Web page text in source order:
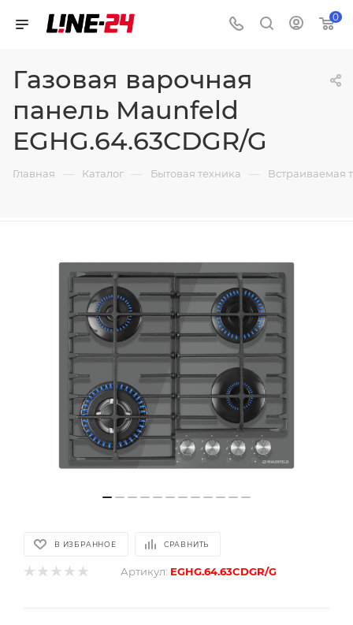
0
Газовая варочная
панель Maunfeld
EGHG.64.63CDGR/G
Главная — Каталог — Бытовая техника — Встраиваемая
В ИЗБРАННОЕ СРАВНИТЬ
Артикул: EGHG.64.63CDGR/G